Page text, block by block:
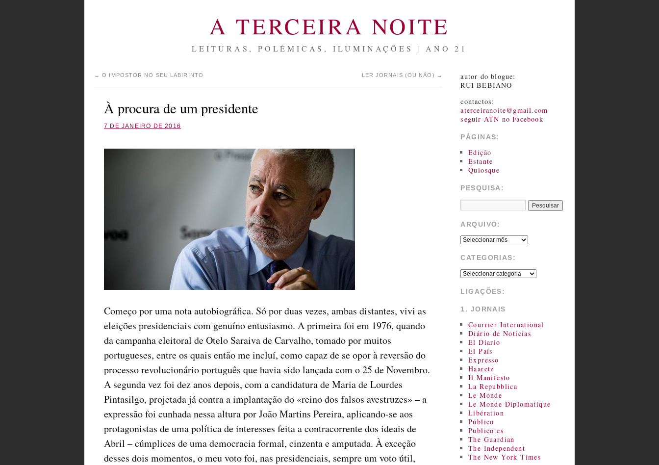
A TERCEIRA NOITE
LEITURAS, POLÉMICAS, ILUMINAÇÕES | ANO 21
← O IMPOSTOR NO SEU LABIRINTO LER JORNAIS (OU NÃO) →
À procura de um presidente
7 DE JANEIRO DE 2016
Começo por uma nota autobiográfica. Só por duas vezes, ambas distantes, vivi as
eleições presidenciais com genuíno entusiasmo. A primeira foi em 1976, quando
da campanha eleitoral de Otelo Saraiva de Carvalho, tomado por muitos
portugueses, entre os quais então me incluí, como capaz de se opor à reversão do
processo revolucionário português que havia sido lançada com o 25 de Novembro.
A segunda vez foi dez anos depois, com a candidatura de Maria de Lourdes
Pintasilgo, projetada já contra a implantação do «reino dos falsos avestruzes» – a
expressão foi cunhada nessa altura por João Martins Pereira, aplicando-se aos
protagonistas de uma política de interesses feita a contracorrente dos ideais de
Abril – cúmplices de uma democracia formal, cinzenta e amputada. À exceção
desses dois momentos, o meu voto foi, nas presidenciais, sempre um voto útil,
autor do blogue:
RUI BEBIANO
contactos:
aterceiranoite@gmail.com
seguir ATN no Facebook
PÁGINAS:
Edição
Estante
Quiosque
PESQUISA:
ARQUIVO:
CATEGORIAS:
LIGAÇÕES:
1. JORNAIS
Courrier International
Diário de Notícias
El Diario
El País
Expresso
Haaretz
Il Manifesto
La Repubblica
Le Monde
Le Monde Diplomatique
Libération
Público
Publico.es
The Guardian
The Independent
The New York Times